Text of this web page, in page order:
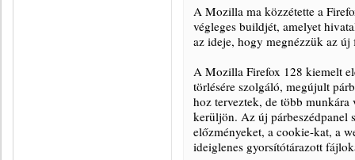
A Mozilla ma közzétette a
végleges buildjét, amelyet
az ideje, hogy megnézzük az
A Mozilla Firefox 128 kiemelt
törlésére szolgáló, megújult
hoz terveztek, de több
kerüljön. Az új párbeszédpanel
előzményeket, a cookie-kat, a
ideiglenes gyorsítótárazott